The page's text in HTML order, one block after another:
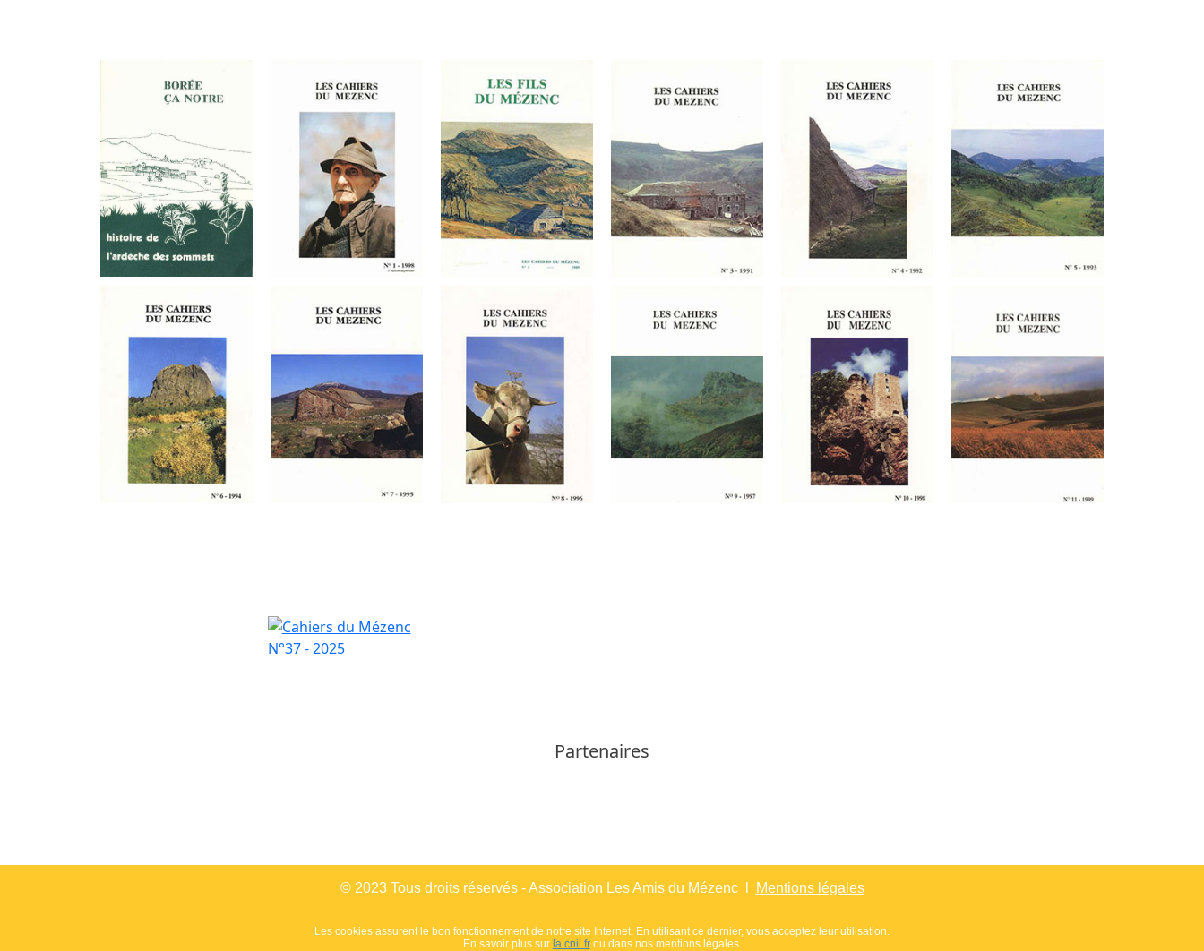
Partenaires
© 2023 Tous droits réservés - Association Les Amis du Mézenc l Mentions légales
Les cookies assurent le bon fonctionnement de notre site Internet. En utilisant ce dernier, vous acceptez leur utilisation.
En savoir plus sur la cnil.frou dans nos mentions légales.